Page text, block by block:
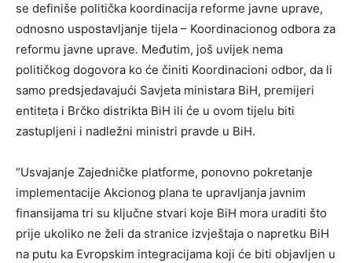
se definiše politička koordinacija reforme javne uprave,
odnosno uspostavljanje tijela – Koordinacionog odbora za
reformu javne uprave. Međutim, još uvijek nema
političkog dogovora ko će činiti Koordinacioni odbor, da li
samo predsjedavajući Savjeta ministara BiH, premijeri
entiteta i Brčko distrikta BiH ili će u ovom tijelu biti
zastupljeni i nadležni ministri pravde u BiH.
“Usvajanje Zajedničke platforme, ponovno pokretanje
implementacije Akcionog plana te upravljanja javnim
finansijama tri su ključne stvari koje BiH mora uraditi što
prije ukoliko ne želi da stranice izvještaja o napretku BiH
na putu ka Evropskim integracijama koji će biti objavljen u